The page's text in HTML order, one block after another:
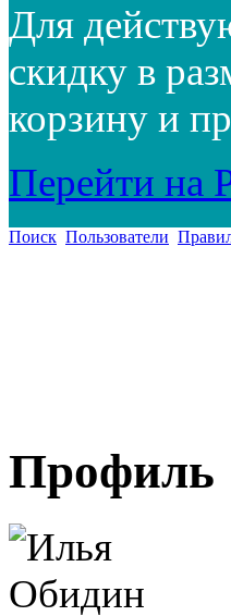
Для
скидку в
корзину и
Перейти на
Поиск Пользователи
Профиль